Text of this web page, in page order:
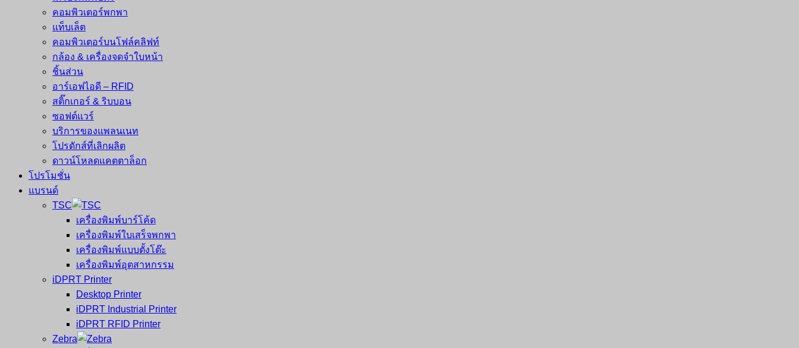
คอมพิวเตอร์พกพา
แท็บเล็ต
คอมพิวเตอร์บนโฟล์คลิฟท์
กล้อง & เครื่องจดจำใบหน้า
ชิ้นส่วน
อาร์เอฟไอดี – RFID
สติ๊กเกอร์ & ริบบอน
ซอฟต์แวร์
บริการของแพลนเนท
โปรดักส์ที่เลิกผลิต
ดาวน์โหลดแคตตาล็อก
โปรโมชั่น
แบรนด์
TSC
เครื่องพิมพ์บาร์โค้ด
เครื่องพิมพ์ใบเสร็จพกพา
เครื่องพิมพ์แบบตั้งโต๊ะ
เครื่องพิมพ์อุตสาหกรรม
iDPRT Printer
Desktop Printer
iDPRT Industrial Printer
iDPRT RFID Printer
Zebra